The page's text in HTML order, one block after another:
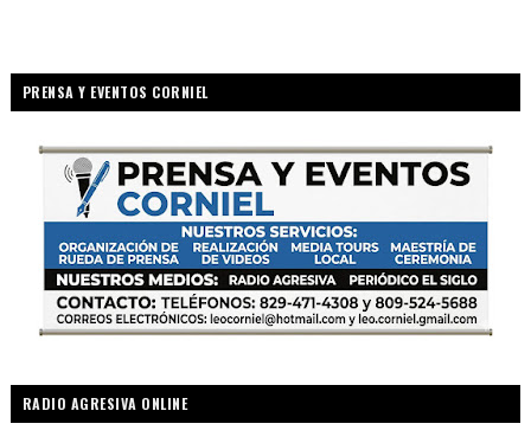
PRENSA Y EVENTOS CORNIEL
RADIO AGRESIVA ONLINE